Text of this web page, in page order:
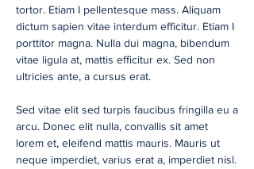
tortor. Etiam I pellentesque mass. Aliquam
dictum sapien vitae interdum efficitur. Etiam I
porttitor magna. Nulla dui magna, bibendum
vitae ligula at, mattis efficitur ex. Sed non
ultricies ante, a cursus erat.
Sed vitae elit sed turpis faucibus fringilla eu a
arcu. Donec elit nulla, convallis sit amet
lorem et, eleifend mattis mauris. Mauris ut
neque imperdiet, varius erat a, imperdiet nisl.